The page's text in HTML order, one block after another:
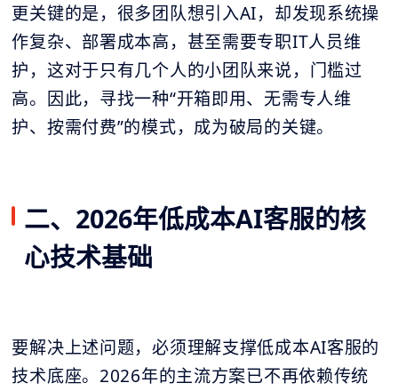
更关键的是，很多团队想引入AI，却发现系统操
作复杂、部署成本高，甚至需要专职IT人员维
护，这对于只有几个人的小团队来说，门槛过
高。因此，寻找一种“开箱即用、无需专人维
护、按需付费”的模式，成为破局的关键。
二、2026年低成本AI客服的核
心技术基础
要解决上述问题，必须理解支撑低成本AI客服的
技术底座。2026年的主流方案已不再依赖传统